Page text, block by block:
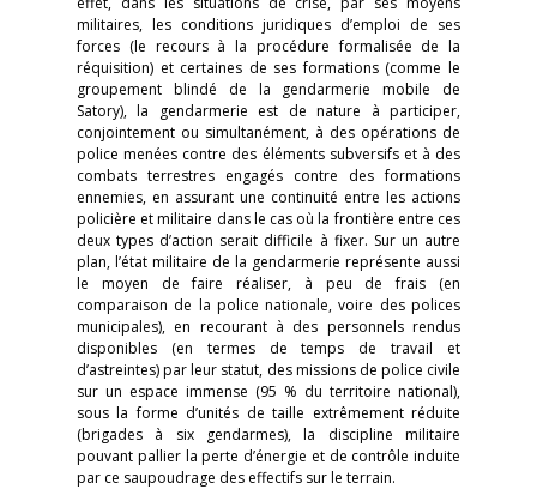
militaires, les conditions juridiques d’emploi de ses
forces (le recours à la procédure formalisée de la
réquisition) et certaines de ses formations (comme le
groupement blindé de la gendarmerie mobile de
Satory), la gendarmerie est de nature à participer,
conjointement ou simultanément, à des opérations de
police menées contre des éléments subversifs et à des
combats terrestres engagés contre des formations
ennemies, en assurant une continuité entre les actions
policière et militaire dans le cas où la frontière entre ces
deux types d’action serait difficile à fixer. Sur un autre
plan, l’état militaire de la gendarmerie représente aussi
le moyen de faire réaliser, à peu de frais (en
comparaison de la police nationale, voire des polices
municipales), en recourant à des personnels rendus
disponibles (en termes de temps de travail et
d’astreintes) par leur statut, des missions de police civile
sur un espace immense (95 % du territoire national),
sous la forme d’unités de taille extrêmement réduite
(brigades à six gendarmes), la discipline militaire
pouvant pallier la perte d’énergie et de contrôle induite
par ce saupoudrage des effectifs sur le terrain.